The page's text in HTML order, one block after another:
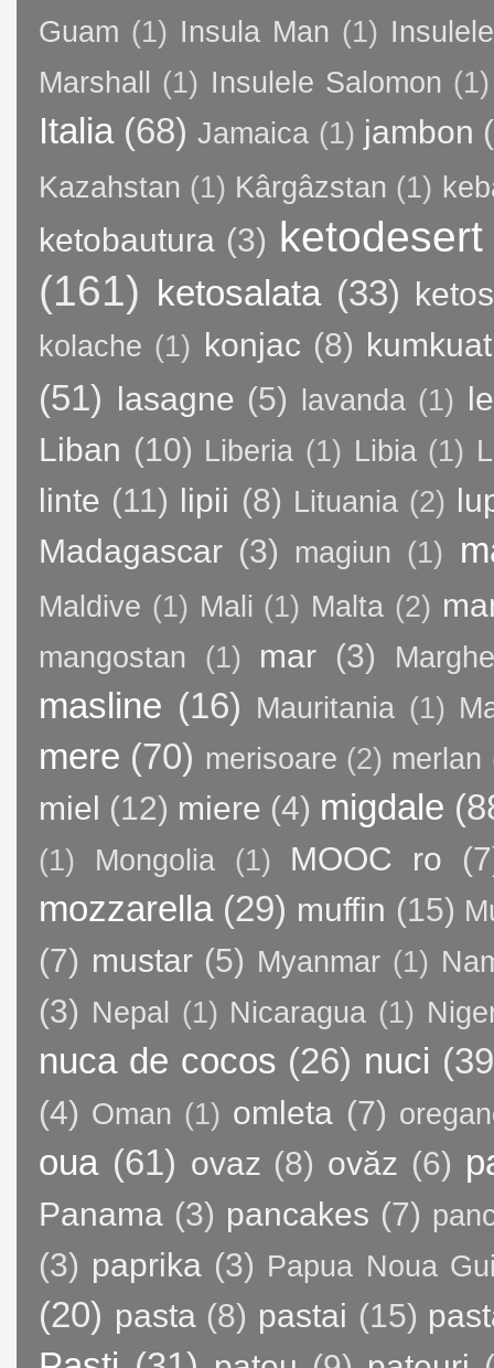
Guam (1) Insula Man (1)
Marshall
(1) Insulele Salomon (1)
Italia (68) Jamaica (1) jambon
Kazahstan (1) Kârgâzstan (1)
ketobautura (3) ketodesert
(161) ketosalata (33)
kolache (1) konjac (8) kumkuat
(51) lasagne (5) lavanda (1)
Liban (10) Liberia (1) Libia (1)
linte (11) lipii (8) Lituania (2)
Madagascar (3) magiun (1)
Maldive (1) Mali (1) Malta (2)
mangostan (1) mar (3)
masline (16) Mauritania (1)
mere (70) merisoare (2) merlan
miel (12) miere (4) migdale
(1) Mongolia (1) MOOC ro
mozzarella (29) muffin (15)
(7) mustar (5) Myanmar (1)
(3) Nepal (1) Nicaragua (1)
nuca de cocos (26) nuci
(4) Oman (1) omleta (7)
oua (61) ovaz (8) ovăz (6)
Panama (3) pancakes (7)
(3) paprika (3) Papua Noua
(20) pasta (8) pastai (15)